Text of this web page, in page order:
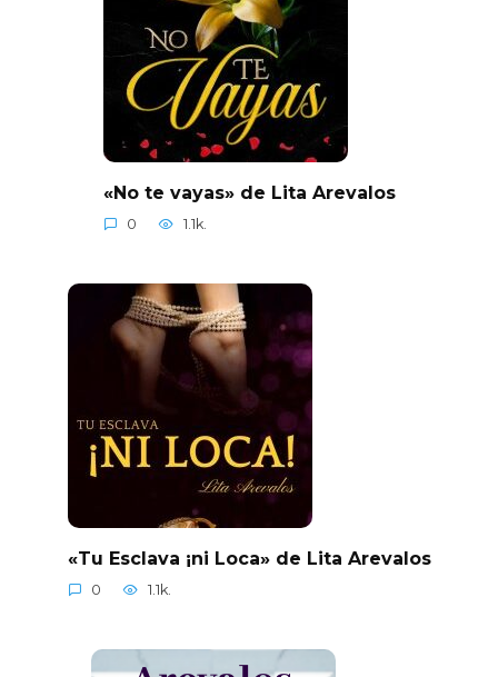
«No te vayas» de Lita Arevalos
0 1.1k.
«Tu Esclava ¡ni Loca» de Lita Arevalos
0 1.1k.